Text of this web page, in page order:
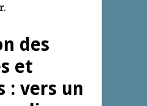
des
et
: vers un